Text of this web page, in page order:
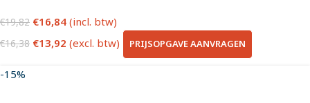
€19,82 €16,84 (incl. btw)
€16,38 €13,92 (excl. btw) PRIJSOPGAVE AANVRAGEN
-15%